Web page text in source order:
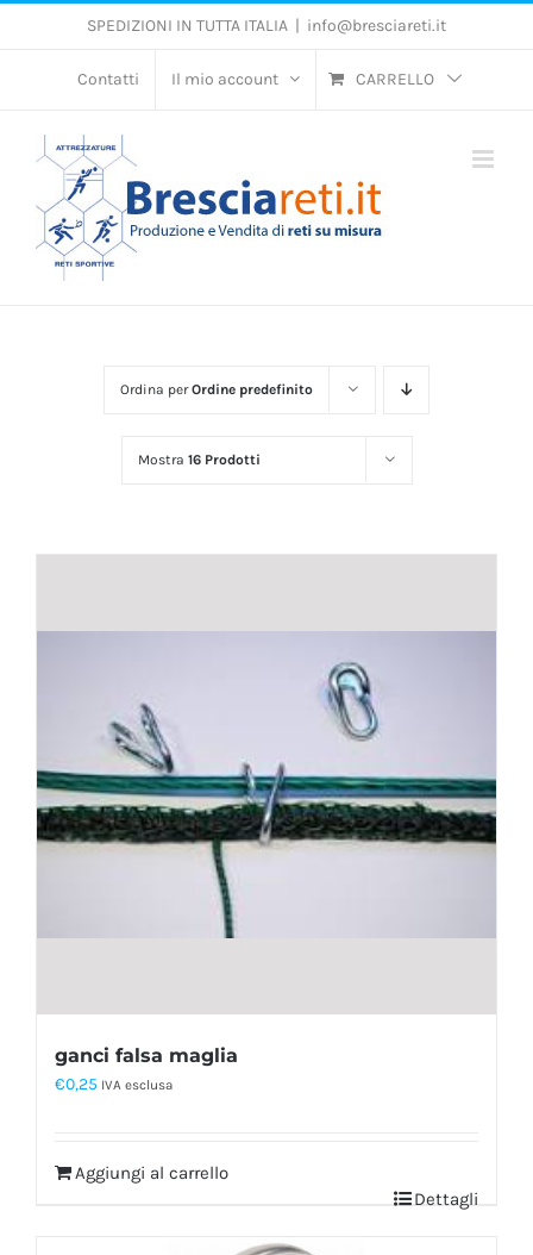
Salta
SPEDIZIONI IN TUTTA ITALIA | info@bresciareti.it
Contatti Il mio account CARRELLO
Ordina perOrdine predefinito
Mostra 16 Prodotti
ganci falsa maglia
€0,25 IVA esclusa
Aggiungi al carrello
Dettagli